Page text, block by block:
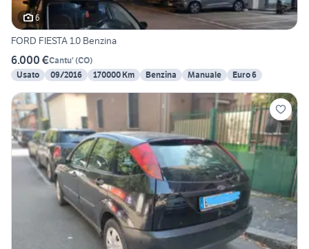
6
FORD FIESTA 1.0 Benzina
6.000 €Cantu' (CO)
Usato
09/2016 170000 Km Benzina Manuale Euro 6